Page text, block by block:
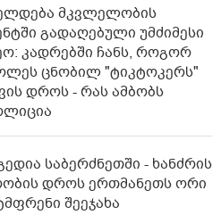
მკვლელობის
გადაღებული უმძიმესი
კადრებში ჩანს, როგორ
ცნობილ "ტიკტოკერს"
დროს - რას ამბობს
საბერძნეთში - ხანძრის
დროს ერთმანეთს ორი
შეეჯახა